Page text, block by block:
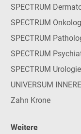
SPECTRUM
SPECTRUM
SPECTRUM
SPECTRUM
SPECTRUM Urologie
UNIVERSUM
Zahn Krone
Weitere